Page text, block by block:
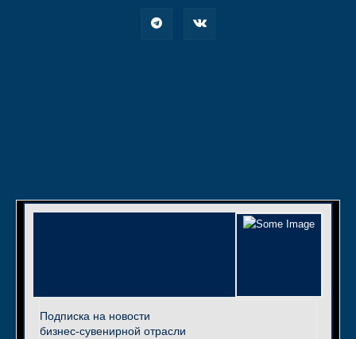
Подписка на новости
бизнес-сувенирной отрасли